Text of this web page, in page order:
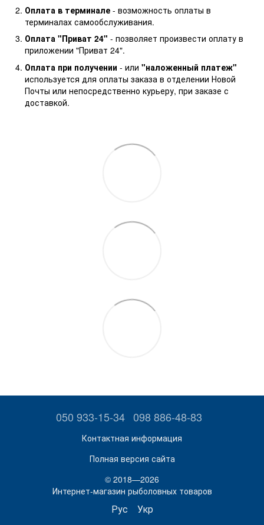
Оплата в терминале - возможность оплаты в
терминалах самообслуживания.
Оплата "Приват 24" - позволяет произвести оплату в
приложении "Приват 24".
Оплата при получении - или "наложенный платеж"
используется для оплаты заказа в отделении Новой
Почты или непосредственно курьеру, при заказе с
доставкой.
050 933-15-34 098 886-48-83
Контактная информация
Полная версия сайта
© 2018—2026
Интернет-магазин рыболовных товаров
Рус Укр